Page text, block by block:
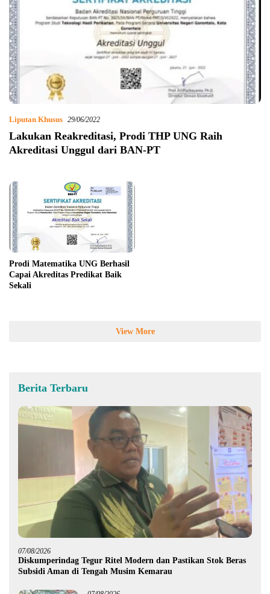
Liputan Khusus 29/06/2022
Lakukan Reakreditasi, Prodi THP UNG Raih
Akreditasi Unggul dari BAN-PT
Prodi Matematika UNG Berhasil
Capai Akreditas Predikat Baik
Sekali
View More
Berita Terbaru
07/08/2026
Diskumperindag Tegur Ritel Modern dan Pastikan Stok Beras
Subsidi Aman di Tengah Musim Kemarau